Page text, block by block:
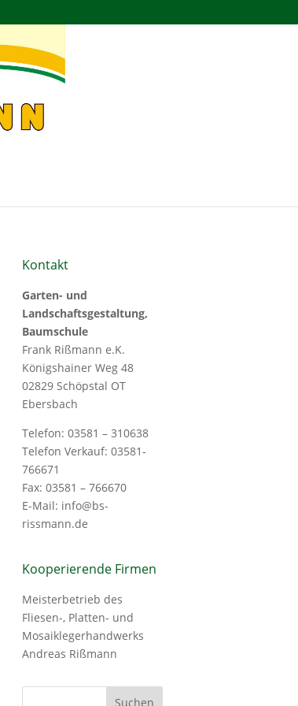
Kontakt
Garten- und
Landschaftsgestaltung,
Baumschule
Frank Rißmann e.K.
Königshainer Weg 48
02829 Schöpstal OT
Ebersbach
Telefon: 03581 – 310638
Telefon Verkauf: 03581-
766671
Fax: 03581 – 766670
E-Mail: info@bs-
rissmann.de
Kooperierende Firmen
Meisterbetrieb des
Fliesen-, Platten- und
Mosaiklegerhandwerks
Andreas Rißmann